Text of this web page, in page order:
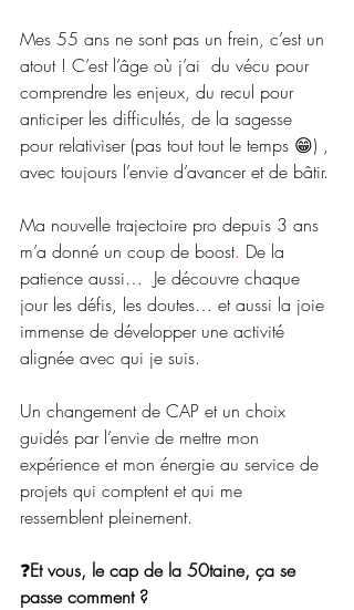
Mes 55 ans ne sont pas un frein, c’est un
atout ! C’est l’âge où j’ai  du vécu pour
comprendre les enjeux, du recul pour
anticiper les difficultés, de la sagesse
pour relativiser (pas tout tout le temps 😁) ,
avec toujours l’envie d’avancer et de bâtir.
Ma nouvelle trajectoire pro depuis 3 ans
m’a donné un coup de boost. De la
patience aussi…  Je découvre chaque
jour les défis, les doutes… et aussi la joie
immense de développer une activité
alignée avec qui je suis.
Un changement de CAP et un choix
guidés par l’envie de mettre mon
expérience et mon énergie au service de
projets qui comptent et qui me
ressemblent pleinement.
❓Et vous, le cap de la 50taine, ça se
passe comment ?